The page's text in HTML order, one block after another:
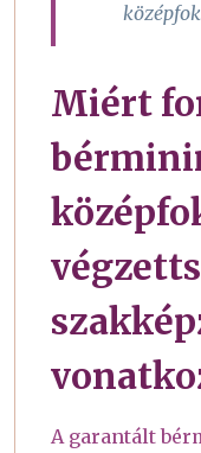
Miért
A garantált